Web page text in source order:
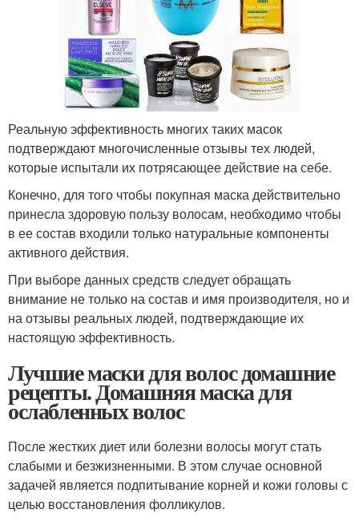
Реальную эффективность многих таких масок
подтверждают многочисленные отзывы тех людей,
которые испытали их потрясающее действие на себе.
Конечно, для того чтобы покупная маска действительно
принесла здоровую пользу волосам, необходимо чтобы
в ее состав входили только натуральные компоненты
активного действия.
При выборе данных средств следует обращать
внимание не только на состав и имя производителя, но и
на отзывы реальных людей, подтверждающие их
настоящую эффективность.
Лучшие маски для волос домашние
рецепты. Домашняя маска для
ослабленных волос
После жестких диет или болезни волосы могут стать
слабыми и безжизненными. В этом случае основной
задачей является подпитывание корней и кожи головы с
целью восстановления фолликулов.